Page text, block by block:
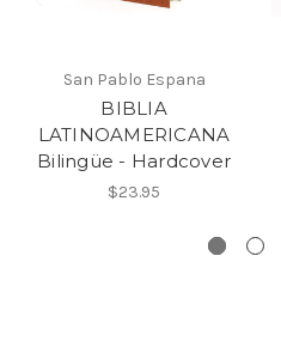
San Pablo Espana
BIBLIA
LATINOAMERICANA
Bilingüe - Hardcover
$23.95